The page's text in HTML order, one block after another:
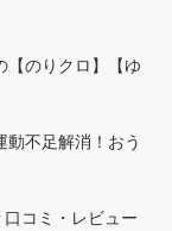
【のりクロ】【ゆ
不足解消！おう
コミ・レビュー